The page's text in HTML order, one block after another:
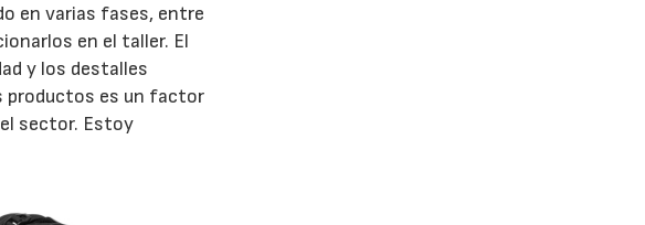
en varias fases, entre
en el taller. El
y los destalles
productos es un factor
sector. Estoy